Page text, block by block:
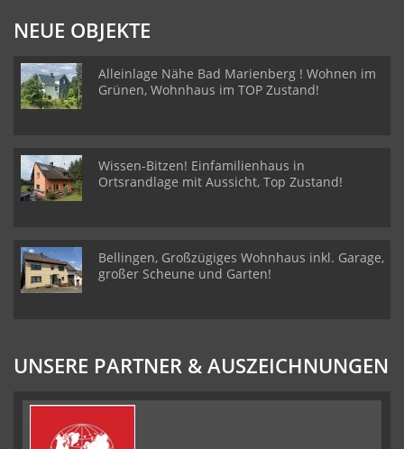
NEUE OBJEKTE
Alleinlage Nähe Bad Marienberg ! Wohnen im
Grünen, Wohnhaus im TOP Zustand!
Wissen-Bitzen! Einfamilienhaus in
Ortsrandlage mit Aussicht, Top Zustand!
Bellingen, Großzügiges Wohnhaus inkl. Garage,
großer Scheune und Garten!
UNSERE PARTNER & AUSZEICHNUNGEN